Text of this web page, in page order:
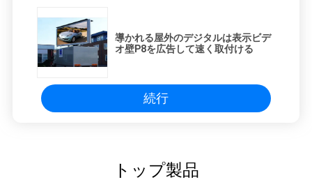
導かれる屋外のデジタルは表示ビデ
オ壁P8を広告して速く取付ける
続行
トップ製品